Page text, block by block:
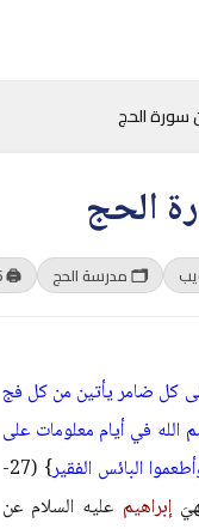
سورة الحج
الحج
🗂 مدرسة الحج 🖨 6
كل ضامريأتين من كل فج
الله في أيام معلومات على
البائس الفقير
} (27-
إبراهيم عليه السلام عن